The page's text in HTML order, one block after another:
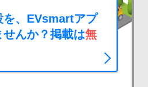
を、EVsmartアプ
せんか？掲載は無